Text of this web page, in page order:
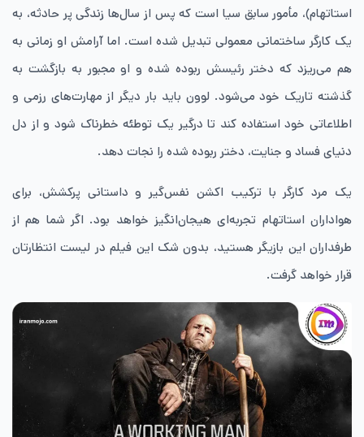
استاتهام)، مأمور سابق سیا است که پس از سال‌ها زندگی پر حادثه، به
یک کارگر ساختمانی معمولی تبدیل شده است. اما آرامش او زمانی به
هم می‌ریزد که دختر رئیسش ربوده شده و او مجبور به بازگشت به
گذشته تاریک خود می‌شود. لوون باید بار دیگر از مهارت‌های رزمی و
اطلاعاتی خود استفاده کند تا درگیر یک توطئه خطرناک شود و از دل
دنیای فساد و جنایت، دختر ربوده شده را نجات دهد.
یک مرد کارگر با ترکیب اکشن نفس‌گیر و داستانی پرکشش، برای
هواداران استاتهام تجربه‌ای هیجان‌انگیز خواهد بود. اگر شما هم از
طرفداران این بازیگر هستید، بدون شک این فیلم در لیست انتظارتان
قرار خواهد گرفت.